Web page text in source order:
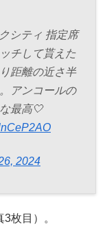
シティ 指定席
チして貰えた
距離の近さ半
アンコールの
最高🤍
2024
枚目）。